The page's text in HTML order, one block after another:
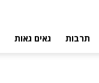
תרבות גאים גאות